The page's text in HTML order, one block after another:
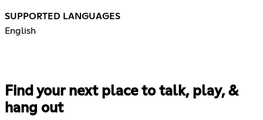
SUPPORTED LANGUAGES
English
Find your next place to talk, play, &
hang out